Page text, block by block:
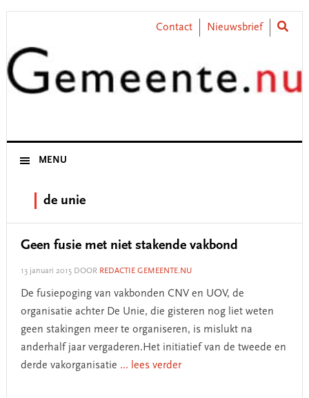
Skip
primary
navigation
Skip
content
Skip
primary
sidebar
Skip
footer
Contact Nieuwsbrief
MENU
de unie
Geen fusie met niet stakende vakbond
13 januari 2015DOOR REDACTIE GEMEENTE.NU
De fusiepoging van vakbonden CNV en UOV, de
organisatie achter De Unie, die gisteren nog liet weten
geen stakingen meer te organiseren, is mislukt na
anderhalf jaar vergaderen.Het initiatief van de tweede en
derde vakorganisatie ... lees verder